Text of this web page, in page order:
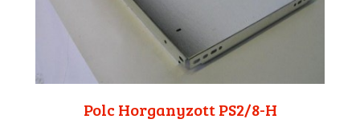
Polc Horganyzott PS2/8-H